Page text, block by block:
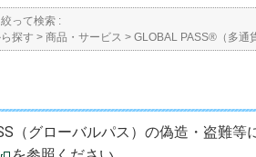
って検索 :
探す > 商品・サービス > GLOBAL PASS®（多通
（グローバルパス）の偽造・盗難